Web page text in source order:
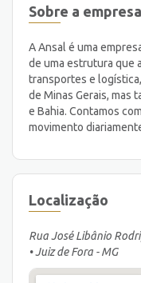
Sobre a empresa
A Ansal é uma
de uma estrutura que
transportes e
de Minas Gerais, mas
e Bahia. Contamos
movimento
Localização
Rua José Libânio
• Juiz de Fora - MG